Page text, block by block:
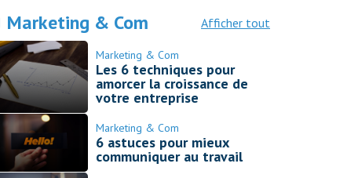
Marketing & Com Afficher tout
Marketing & Com
Les 6 techniques pour
amorcer la croissance de
votre entreprise
Marketing & Com
6 astuces pour mieux
communiquer au travail